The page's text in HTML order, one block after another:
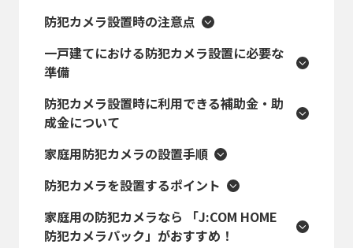
防犯カメラ設置時の注意点
一戸建てにおける防犯カメラ設置に必要な
準備
防犯カメラ設置時に利用できる補助金・助
成金について
家庭用防犯カメラの設置手順
防犯カメラを設置するポイント
家庭用の防犯カメラなら 「J:COM HOME
防犯カメラパック」がおすすめ！